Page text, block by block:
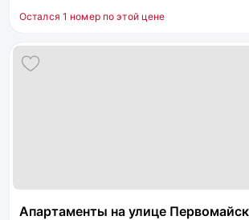
Остался 1 номер по этой цене
Апартаменты на улице